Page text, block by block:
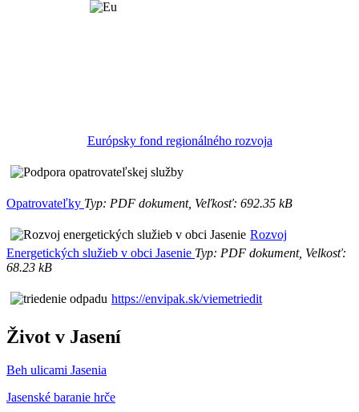
Európsky fond regionálného rozvoja
Opatrovateľky Typ: PDF dokument, Veľkosť: 692.35 kB
Rozvoj
Energetických služieb v obci Jasenie Typ: PDF dokument, Velkosť:
68.23 kB
https://envipak.sk/viemetriedit
Život v Jasení
Beh ulicami Jasenia
Jasenské baranie hrče